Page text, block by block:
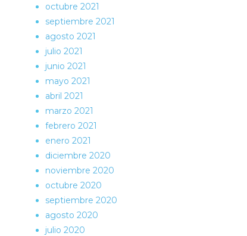
octubre 2021
septiembre 2021
agosto 2021
julio 2021
junio 2021
mayo 2021
abril 2021
marzo 2021
febrero 2021
enero 2021
diciembre 2020
noviembre 2020
octubre 2020
septiembre 2020
agosto 2020
julio 2020